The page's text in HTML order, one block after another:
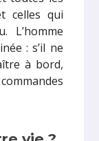
celles qui
L’homme
: s’il ne
à bord,